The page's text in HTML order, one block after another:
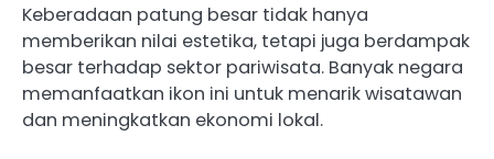
Keberadaan patung besar tidak hanya
memberikan nilai estetika, tetapi juga berdampak
besar terhadap sektor pariwisata. Banyak negara
memanfaatkan ikon ini untuk menarik wisatawan
dan meningkatkan ekonomi lokal.